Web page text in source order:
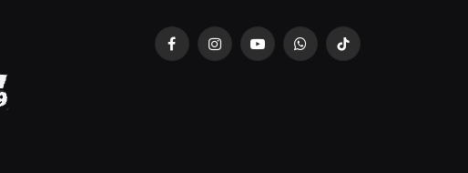
FacebookInstagramYouTubeWhatsAppTikTok